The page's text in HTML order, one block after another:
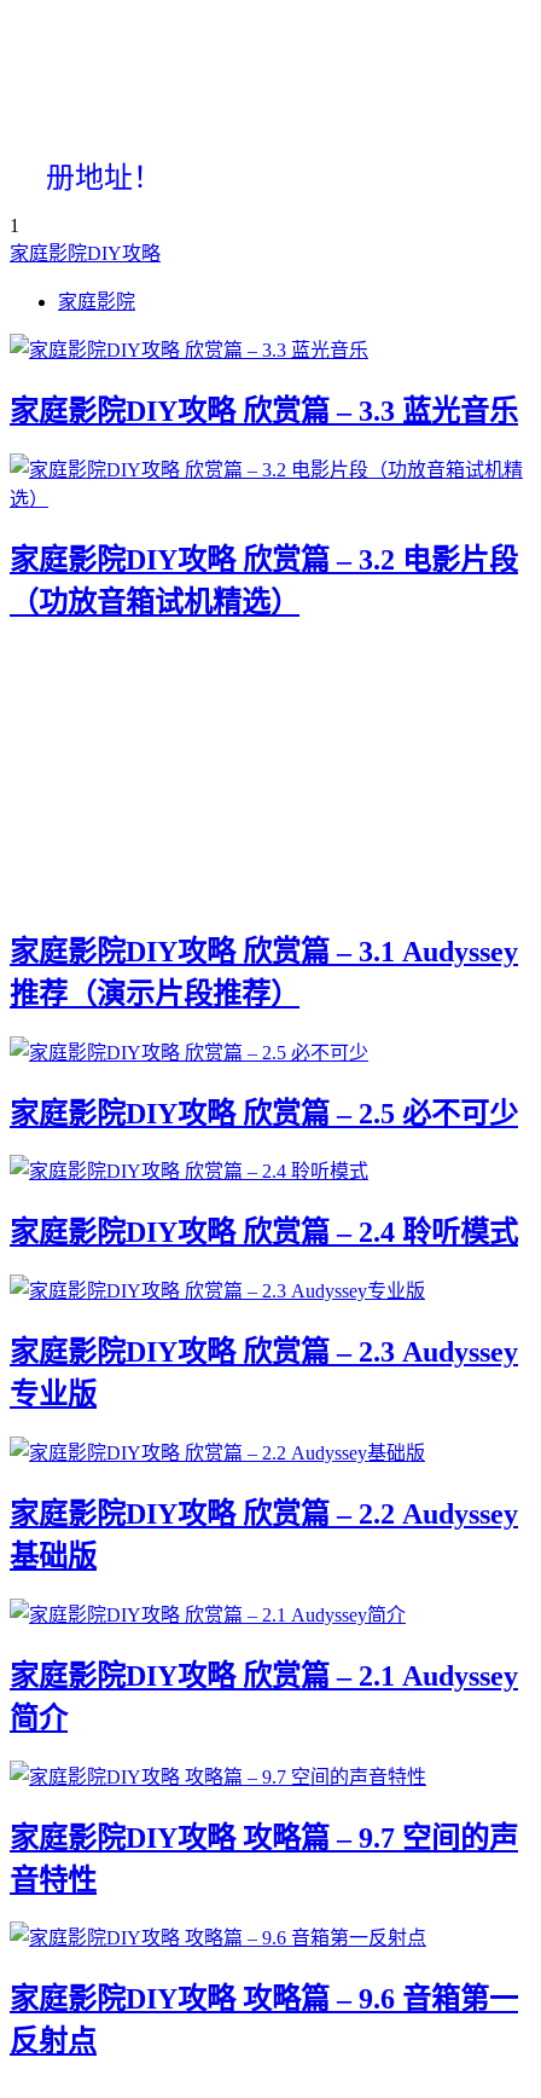
册地址！
1
家庭影院DIY攻略
家庭影院
家庭影院DIY攻略 欣赏篇 – 3.3 蓝光音乐
家庭影院DIY攻略 欣赏篇 – 3.2 电影片段
（功放音箱试机精选）
家庭影院DIY攻略 欣赏篇 – 3.1 Audyssey
推荐（演示片段推荐）
家庭影院DIY攻略 欣赏篇 – 2.5 必不可少
家庭影院DIY攻略 欣赏篇 – 2.4 聆听模式
家庭影院DIY攻略 欣赏篇 – 2.3 Audyssey
专业版
家庭影院DIY攻略 欣赏篇 – 2.2 Audyssey
基础版
家庭影院DIY攻略 欣赏篇 – 2.1 Audyssey
简介
家庭影院DIY攻略 攻略篇 – 9.7 空间的声
音特性
家庭影院DIY攻略 攻略篇 – 9.6 音箱第一
反射点